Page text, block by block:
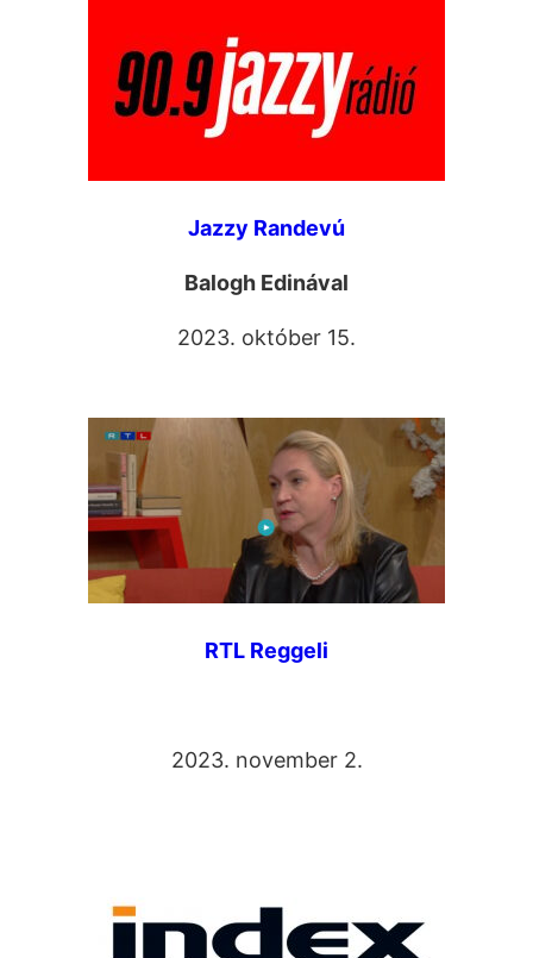
Jazzy Randevú
Balogh Edinával
2023. október 15.
RTL Reggeli
2023. november 2.